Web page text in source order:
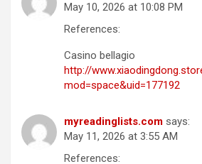
May 10, 2026 at 10:08 PM
References:
Casino bellagio
http://
mod=space&uid=177192
myreadinglists.com says:
May 11, 2026 at 3:55 AM
References: